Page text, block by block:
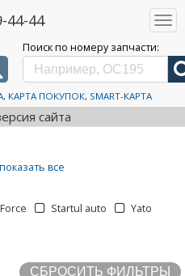
44-44
Поиск по номеру запчасти:
ПОКУПОК, SMART-КАРТА
сайта
автотоваров > PULI
показать все
Startul auto
Yato